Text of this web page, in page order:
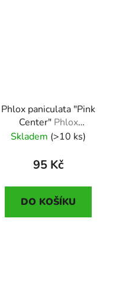
Phlox paniculata "Pink
Center" Phlox
paniculata "Pink Center"
Skladem (>10 ks)
95 Kč
DO KOŠÍKU